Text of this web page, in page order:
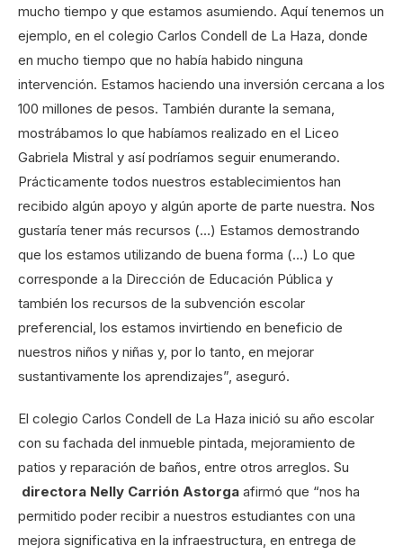
mucho tiempo y que estamos asumiendo. Aquí tenemos un
ejemplo, en el colegio Carlos Condell de La Haza, donde
en mucho tiempo que no había habido ninguna
intervención. Estamos haciendo una inversión cercana a los
100 millones de pesos. También durante la semana,
mostrábamos lo que habíamos realizado en el Liceo
Gabriela Mistral y así podríamos seguir enumerando.
Prácticamente todos nuestros establecimientos han
recibido algún apoyo y algún aporte de parte nuestra. Nos
gustaría tener más recursos (…) Estamos demostrando
que los estamos utilizando de buena forma (…) Lo que
corresponde a la Dirección de Educación Pública y
también los recursos de la subvención escolar
preferencial, los estamos invirtiendo en beneficio de
nuestros niños y niñas y, por lo tanto, en mejorar
sustantivamente los aprendizajes”, aseguró.
El colegio Carlos Condell de La Haza inició su año escolar
con su fachada del inmueble pintada, mejoramiento de
patios y reparación de baños, entre otros arreglos. Su
directora Nelly Carrión Astorga afirmó que “nos ha
permitido poder recibir a nuestros estudiantes con una
mejora significativa en la infraestructura, en entrega de